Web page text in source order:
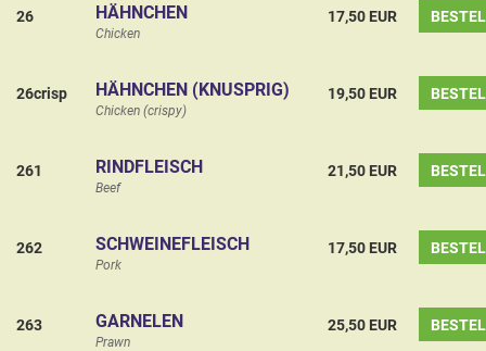
26 HÄHNCHEN
Chicken
17,50 EUR
26crisp HÄHNCHEN (KNUSPRIG)
Chicken (crispy)
19,50 EUR
261 RINDFLEISCH
Beef
21,50 EUR
262 SCHWEINEFLEISCH
Pork
17,50 EUR
263 GARNELEN
Prawn
25,50 EUR